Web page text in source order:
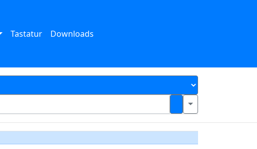
Tastatur Downloads